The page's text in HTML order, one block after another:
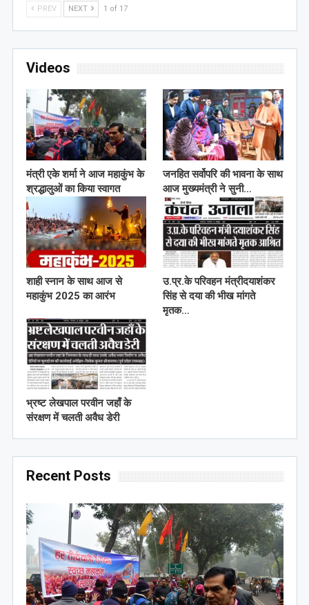
PREV NEXT 1 of 17
Videos
मंत्री एके शर्मा ने आज महाकुंभ के
श्रद्धालुओं का किया स्वागत
जनहित सर्वोपरि की भावना के साथ
आज मुख्यमंत्री ने सुनी…
शाही स्नान के साथ आज से
महाकुंभ 2025 का आरंभ
उ.प्र.के परिवहन मंत्रीदयाशंकर
सिंह से दया की भीख मांगते
मृतक…
भ्रष्ट लेखपाल परवीन जहाँ के
संरक्षण में चलती अवैध डेरी
Recent Posts